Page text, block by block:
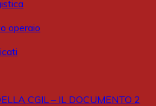
operaio
CGIL – IL DOCUMENTO 2